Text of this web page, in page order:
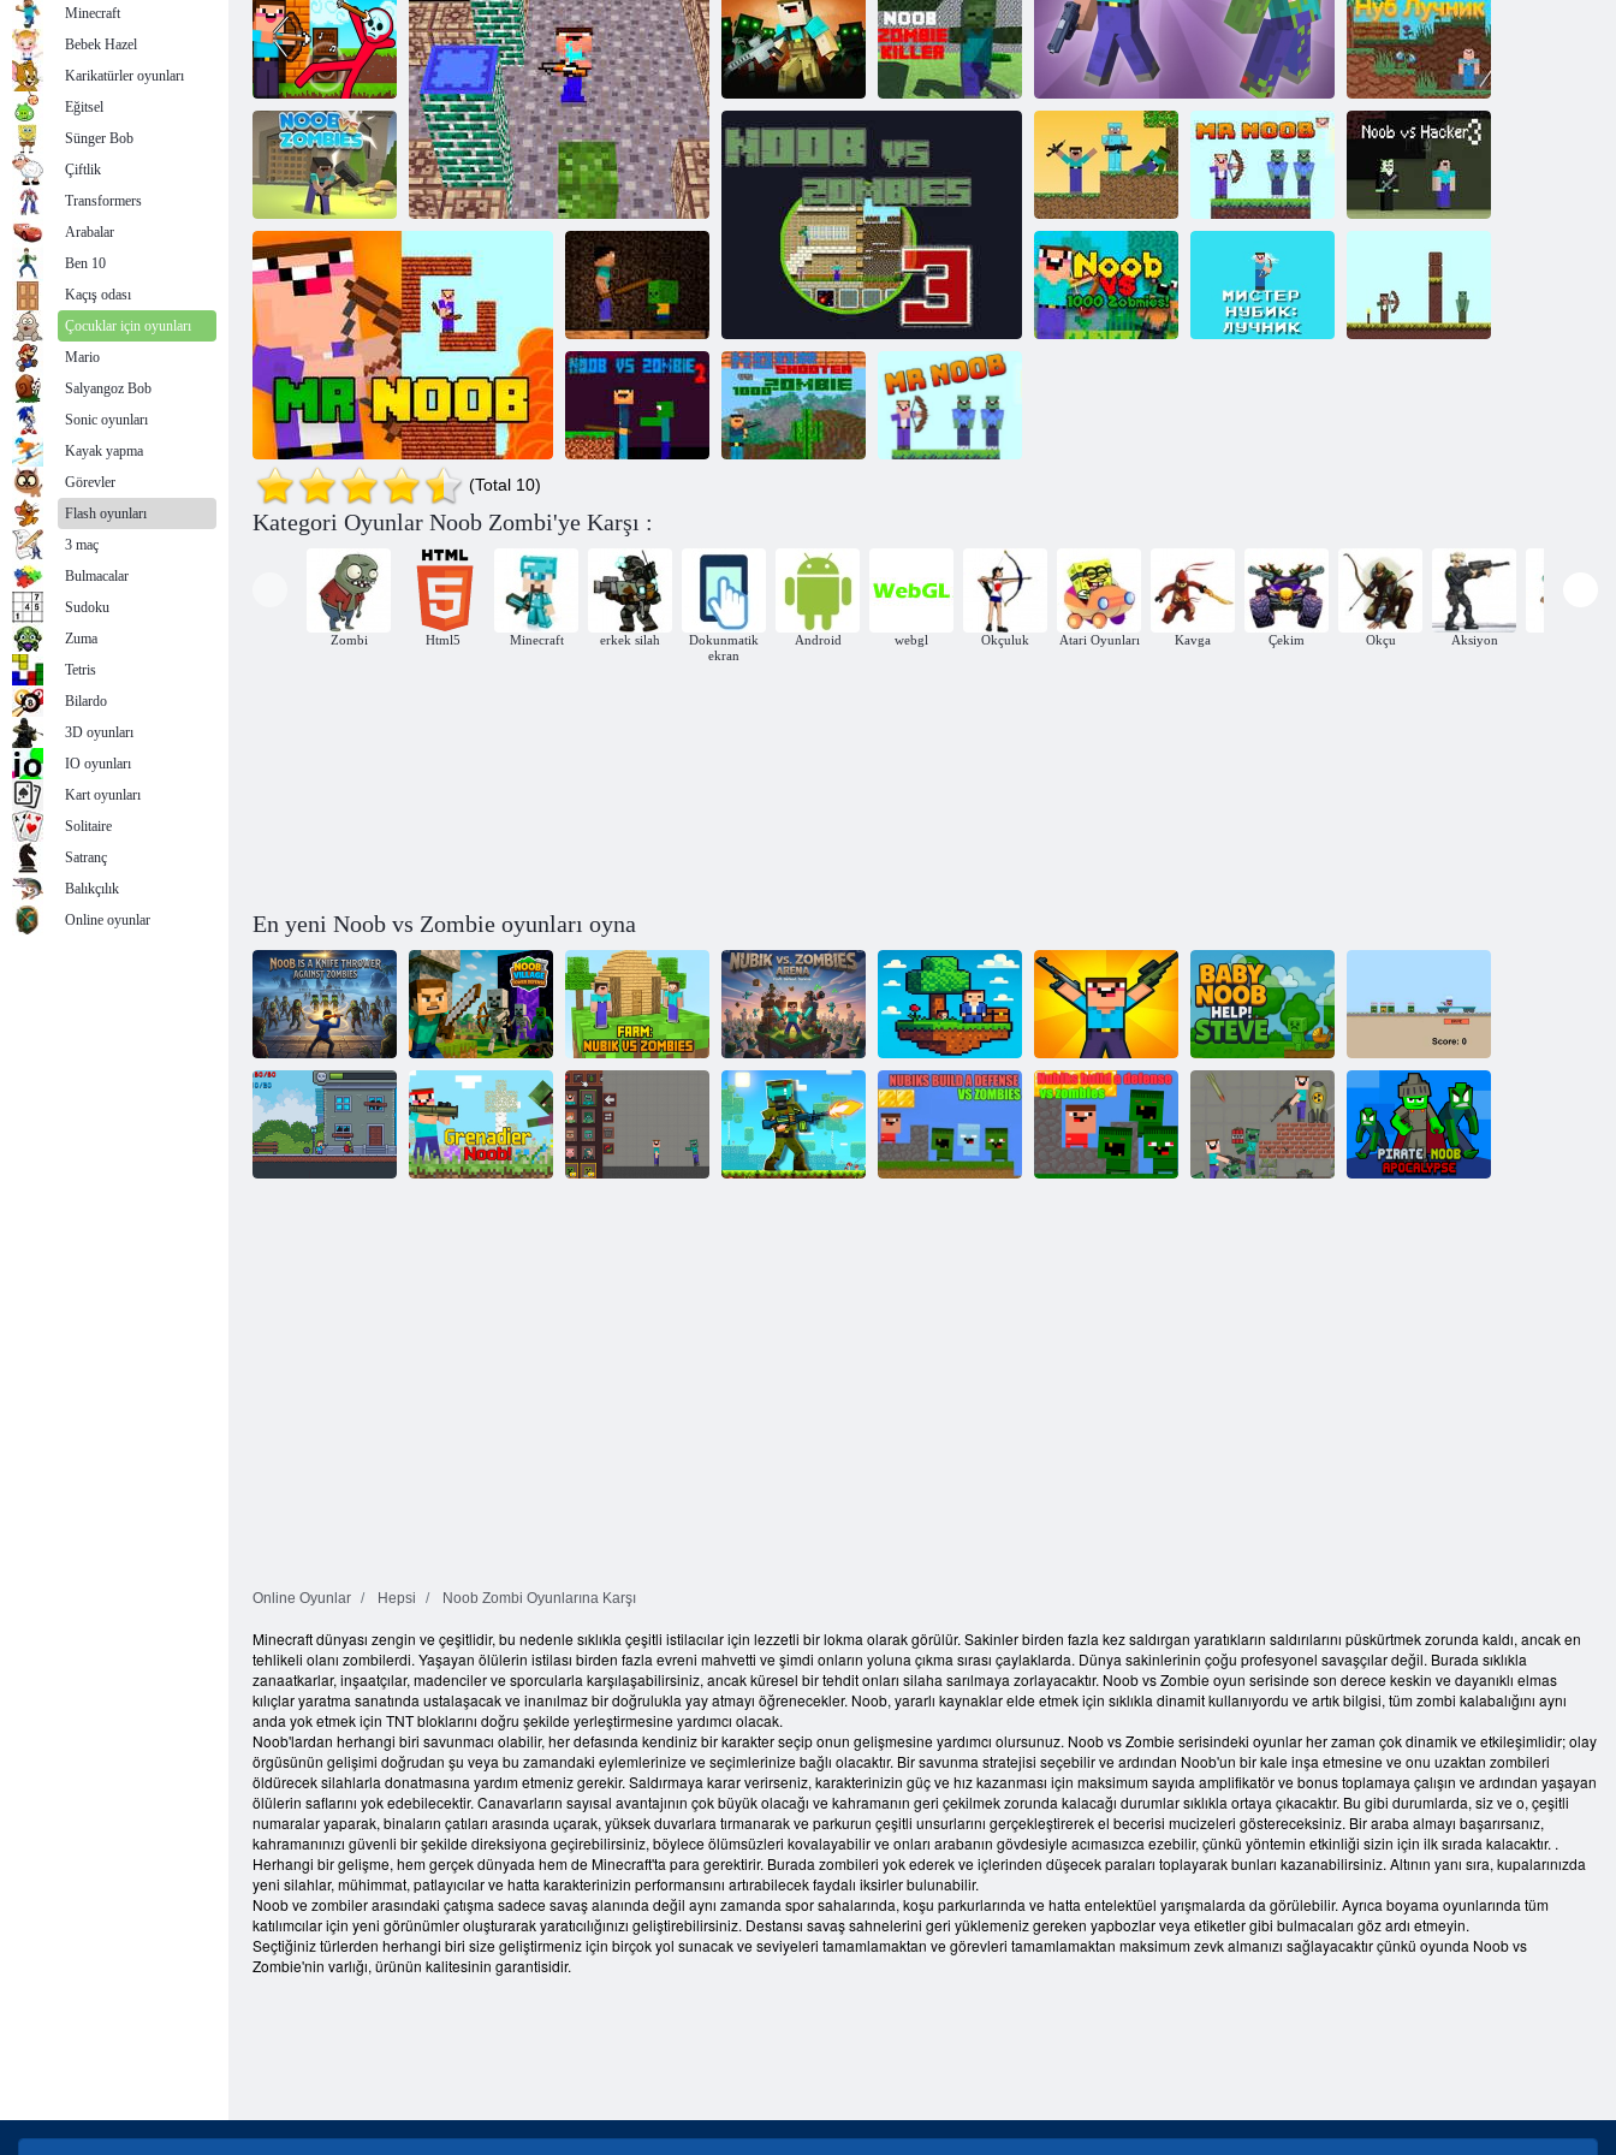
Çekirdek ve Zombiler
Nubiks Zombilere Karşı Savunma
Geliştiriyor
NOOB: Zombi Atışı
Noob
Canavarlara
Karşı
Noob: Zombi
Hapishanesinden
Kaçış
Noob Archer
Çöp Adam
Zombi'ye Karşı
Uzay Macerası: Noobiks Battle vs Zombies
Çaylak Nişancı
Zombi
Çaylak: Zombi
Katili
Noob Okçu
Noob vs
zombiler
Noob vs Pro:
Zombie
Apocalypse
Bay Noob
Noob ve Hacker
Noob vs
Zombies -
Orman biyomu
Noob vs zombi
(Total 10)
Kategori Oyunlar Noob Zombi'ye Karşı :
Zombi Html5 Minecraft erkek silah
Dokunmatik
ekran
Android webgl Okçuluk Atari Oyunları Kavga Çekim Okçu Aksiyon
En yeni Noob vs Zombie oyunları oyna
Noob,
Zombilere Karşı
Bıçak Atıcıdır
Noob Köyü
Kule Savunması
Çiftlik: Nubik
Zombilere Karşı
Nubik Vs
Zombies Arenası
Skyblock'ta
Hayatta Kalma
Noob ve Zombi
Kıyameti
Bebek Çekme
Yardımı! Steve
Nubikler ölü
raylar
Online Oyunlar Hepsi Noob Zombi Oyunlarına Karşı
Minecraft dünyası zengin ve çeşitlidir, bu nedenle sıklıkla çeşitli istilacılar için lezzetli bir lokma olarak görülür. Sakinler birden fazla kez saldırgan yaratıkların saldırılarını püskürtmek zorunda kaldı, ancak en
tehlikeli olanı zombilerdi. Yaşayan ölülerin istilası birden fazla evreni mahvetti ve şimdi onların yoluna çıkma sırası çaylaklarda. Dünya sakinlerinin çoğu profesyonel savaşçılar değil. Burada sıklıkla
zanaatkarlar, inşaatçılar, madenciler ve sporcularla karşılaşabilirsiniz, ancak küresel bir tehdit onları silaha sarılmaya zorlayacaktır. Noob vs Zombie oyun serisinde son derece keskin ve dayanıklı elmas
kılıçlar yaratma sanatında ustalaşacak ve inanılmaz bir doğrulukla yay atmayı öğrenecekler. Noob, yararlı kaynaklar elde etmek için sıklıkla dinamit kullanıyordu ve artık bilgisi, tüm zombi kalabalığını aynı
anda yok etmek için TNT bloklarını doğru şekilde yerleştirmesine yardımcı olacak.
Noob'lardan herhangi biri savunmacı olabilir, her defasında kendiniz bir karakter seçip onun gelişmesine yardımcı olursunuz. Noob vs Zombie serisindeki oyunlar her zaman çok dinamik ve etkileşimlidir; olay
örgüsünün gelişimi doğrudan şu veya bu zamandaki eylemlerinize ve seçimlerinize bağlı olacaktır. Bir savunma stratejisi seçebilir ve ardından Noob'un bir kale inşa etmesine ve onu uzaktan zombileri
öldürecek silahlarla donatmasına yardım etmeniz gerekir. Saldırmaya karar verirseniz, karakterinizin güç ve hız kazanması için maksimum sayıda amplifikatör ve bonus toplamaya çalışın ve ardından yaşayan
ölülerin saflarını yok edebilecektir. Canavarların sayısal avantajının çok büyük olacağı ve kahramanın geri çekilmek zorunda kalacağı durumlar sıklıkla ortaya çıkacaktır. Bu gibi durumlarda, siz ve o, çeşitli
numaralar yaparak, binaların çatıları arasında uçarak, yüksek duvarlara tırmanarak ve parkurun çeşitli unsurlarını gerçekleştirerek el becerisi mucizeleri göstereceksiniz. Bir araba almayı başarırsanız,
kahramanınızı güvenli bir şekilde direksiyona geçirebilirsiniz, böylece ölümsüzleri kovalayabilir ve onları arabanın gövdesiyle acımasızca ezebilir, çünkü yöntemin etkinliği sizin için ilk sırada kalacaktır. .
Herhangi bir gelişme, hem gerçek dünyada hem de Minecraft'ta para gerektirir. Burada zombileri yok ederek ve içlerinden düşecek paraları toplayarak bunları kazanabilirsiniz. Altının yanı sıra, kupalarınızda
yeni silahlar, mühimmat, patlayıcılar ve hatta karakterinizin performansını artırabilecek faydalı iksirler bulunabilir.
Noob ve zombiler arasındaki çatışma sadece savaş alanında değil aynı zamanda spor sahalarında, koşu parkurlarında ve hatta entelektüel yarışmalarda da görülebilir. Ayrıca boyama oyunlarında tüm
katılımcılar için yeni görünümler oluşturarak yaratıcılığınızı geliştirebilirsiniz. Destansı savaş sahnelerini geri yüklemeniz gereken yapbozlar veya etiketler gibi bulmacaları göz ardı etmeyin.
Seçtiğiniz türlerden herhangi biri size geliştirmeniz için birçok yol sunacak ve seviyeleri tamamlamaktan ve görevleri tamamlamaktan maksimum zevk almanızı sağlayacaktır çünkü oyunda Noob vs
Zombie'nin varlığı, ürünün kalitesinin garantisidir.
Minecraft
Bebek Hazel
Karikatürler oyunları
Eğitsel
Sünger Bob
Çiftlik
Transformers
Arabalar
Ben 10
Kaçış odası
Çocuklar için oyunları
Mario
Salyangoz Bob
Sonic oyunları
Kayak yapma
Görevler
Flash oyunları
3 maç
Bulmacalar
Sudoku
Zuma
Tetris
Bilardo
3D oyunları
IO oyunları
Kart oyunları
Solitaire
Satranç
Balıkçılık
Online oyunlar